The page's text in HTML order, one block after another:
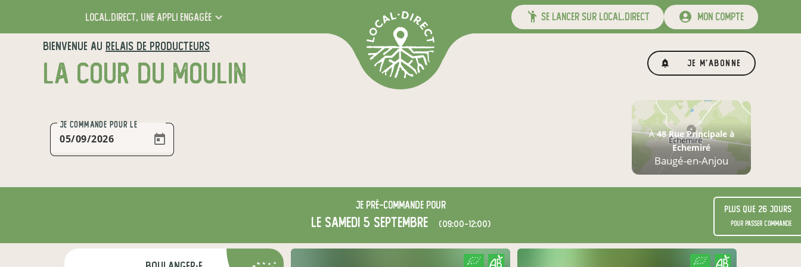
local.direct, une appli engagée se lancer sur local.direct mon compte
BIENVENUE AU RELAIS DE PRODUCTEURS
LA COUR DU MOULIN Je m'abonne
JE COMMANDE POUR LE
À48 Rue Principale à
Echemiré
Baugé-en-Anjou
Je pré-commandepour
le samedi 5 septembre (09:00-12:00)
Plus que 26 jours
pour passer commande